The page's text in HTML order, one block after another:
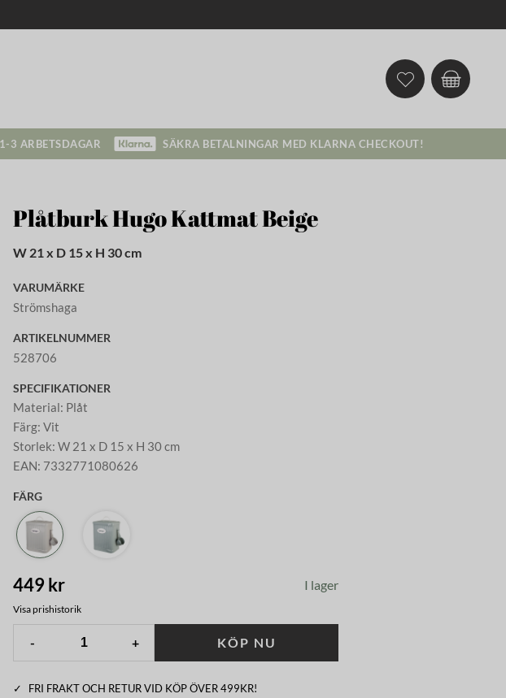
3 ARBETSDAGAR SÄKRA BETALNINGAR MED KLARNA CHECKOUT!
Plåtburk Hugo Kattmat Beige
W 21 x D 15 x H 30 cm
VARUMÄRKE
Strömshaga
ARTIKELNUMMER
528706
SPECIFIKATIONER
Material: Plåt
Färg:Vit
Storlek:W 21 x D 15 x H 30 cm
EAN: 7332771080626
FÄRG
449 kr I lager
Visa prishistorik
- + KÖP NU
✓
FRI FRAKT OCH RETUR VID KÖP ÖVER 499KR!